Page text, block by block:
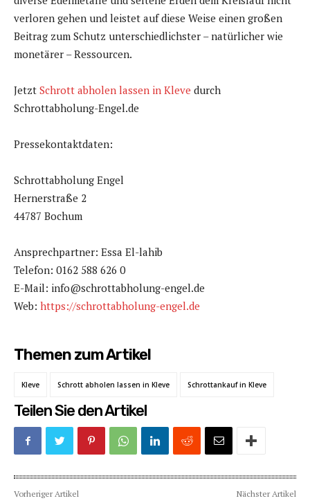
verloren gehen und leistet auf diese Weise einen großen
Beitrag zum Schutz unterschiedlichster – natürlicher wie
monetärer – Ressourcen.
Jetzt Schrott abholen lassen in Kleve durch
Schrottabholung-Engel.de
Pressekontaktdaten:
Schrottabholung Engel
Hernerstraße 2
44787 Bochum
Ansprechpartner: Essa El-lahib
Telefon: 0162 588 626 0
E-Mail: info@schrottabholung-engel.de
Web: https://schrottabholung-engel.de
Themen zum Artikel
Kleve Schrott abholen lassen in Kleve Schrottankauf in Kleve
Teilen Sie den Artikel
Vorheriger Artikel Nächster Artikel